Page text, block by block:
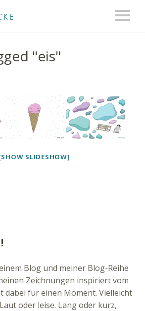
"eis"
SLIDESHOW]
Blog und meiner Blog-Reihe
Zeichnungen inspiriert vom
dabei für einen Moment. Vielleicht
oder leise. Lang oder kurz,